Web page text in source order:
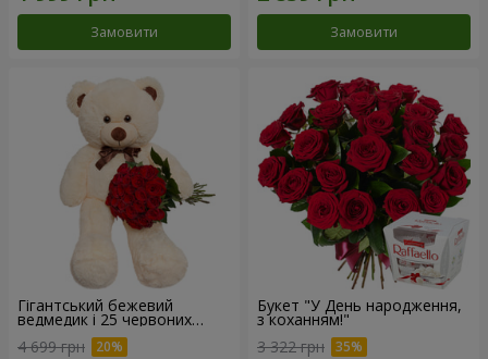
Замовити Замовити
Гігантський бежевий
ведмедик і 25 червоних
троянд
4 699 грн
Букет "У День народження,
з коханням!"
3 322 грн